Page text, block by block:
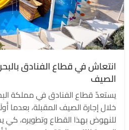
انتعاش في قطاع الفنادق
الصيف
يستعدّ قطاع الفنادق في مملكة
خلال إجارة الصيف المقبلة، بعدما
للنهوض بهذا القطاع وتطويره، كي